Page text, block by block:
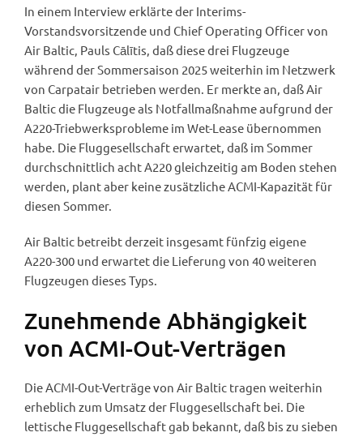
In einem Interview erklärte der Interims-
Vorstandsvorsitzende und Chief Operating Officer von
Air Baltic, Pauls Cālītis, daß diese drei Flugzeuge
während der Sommersaison 2025 weiterhin im Netzwerk
von Carpatair betrieben werden. Er merkte an, daß Air
Baltic die Flugzeuge als Notfallmaßnahme aufgrund der
A220-Triebwerksprobleme im Wet-Lease übernommen
habe. Die Fluggesellschaft erwartet, daß im Sommer
durchschnittlich acht A220 gleichzeitig am Boden stehen
werden, plant aber keine zusätzliche ACMI-Kapazität für
diesen Sommer.
Air Baltic betreibt derzeit insgesamt fünfzig eigene
A220-300 und erwartet die Lieferung von 40 weiteren
Flugzeugen dieses Typs.
Zunehmende Abhängigkeit
von ACMI-Out-Verträgen
Die ACMI-Out-Verträge von Air Baltic tragen weiterhin
erheblich zum Umsatz der Fluggesellschaft bei. Die
lettische Fluggesellschaft gab bekannt, daß bis zu sieben